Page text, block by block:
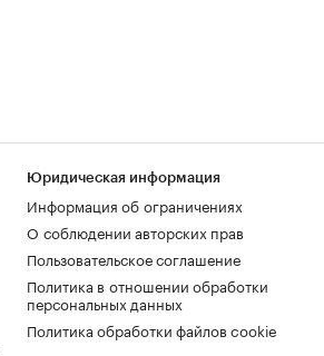
Юридическая информация
Информация об ограничениях
О соблюдении авторских прав
Пользовательское соглашение
Политика в отношении обработки
персональных данных
Политика обработки файлов cookie